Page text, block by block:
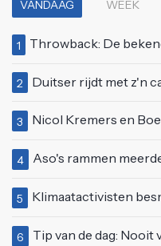
VANDAAG WEEK
1 Throwback: De bekende "Buurman,
2 Duitser rijdt met z'n
3 Nicol Kremers en Boerin Anna
4 Aso's rammen meerdere keren de
5 Klimaatactivisten besmeuren
6 Tip van de dag: Nooit